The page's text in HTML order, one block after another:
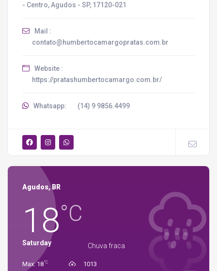
- Centro, Agudos - SP, 17120-021
Mail :
contato@humbertocamargopratas.com.br
Website :
https://pratashumbertocamargo.com.br/
Whatsapp: (14) 9 9856.4499
Agudos, BR
18°C
Chuva fraca
Saturday
Max: 18°C
1013